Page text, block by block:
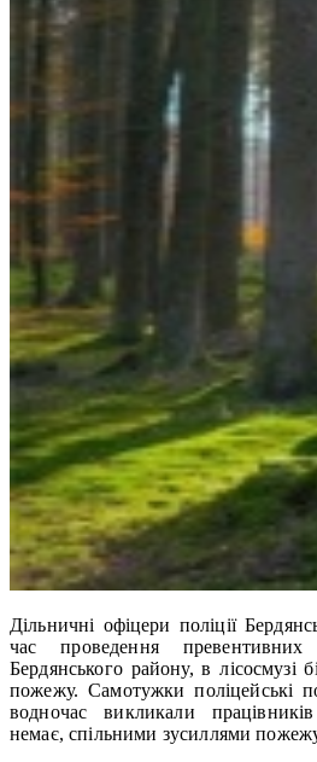
Дільничні офіцери поліції
час проведення превентивних
Бердянського району, в лісосмузі
пожежу. Самотужки поліцейські
водночас викликали
немає, спільними зусиллями